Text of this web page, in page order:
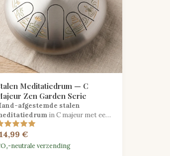
Meditatiedrum — C
Zen Garden Serie
afgestemde stalen
in C majeur met een
matte afwerking, vervaardigd
diepe mindfulness-praktijk.
€
neutrale verzending